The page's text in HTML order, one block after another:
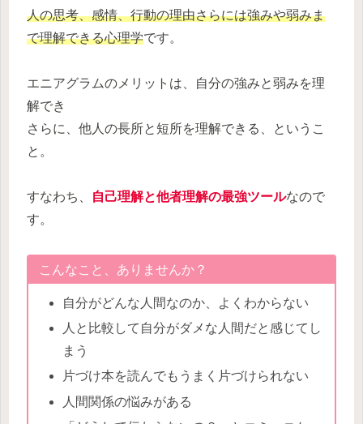
人の思考、感情、行動の理由さらには強みや弱みま
で理解できる心理学です。
エニアグラムのメリットは、自分の強みと弱みを理
解でき
さらに、他人の長所と短所を理解できる、というこ
と。
すなわち、 自己理解と他者理解の最強ツールなので
す。
こんなこと、ありませんか？
自分がどんな人間なのか、よくわからない
人と比較して自分がダメな人間だと感じてし
まう
片づけ本を読んでもうまく片づけられない
人間関係の悩みがある